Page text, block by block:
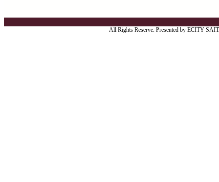
All Rights Reserve. Presented by ECITY